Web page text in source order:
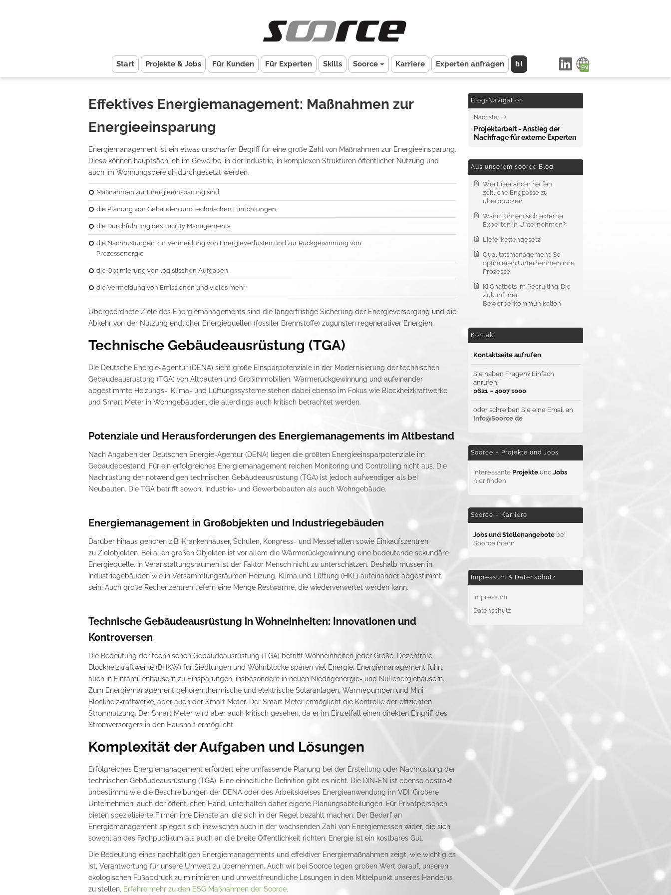
Start Projekte & Jobs Für Kunden Für Experten Skills Soorce Karriere Experten anfragen hI
Effektives Energiemanagement: Maßnahmen zur
Energieeinsparung
Energiemanagement ist ein etwas unscharfer Begriff für eine große Zahl von Maßnahmen zur Energieeinsparung.
Diese können hauptsächlich im Gewerbe, in der Industrie, in komplexen Strukturen öffentlicher Nutzung und
auch im Wohnungsbereich durchgesetzt werden.
Maßnahmen zur Energieeinsparung sind
die Planung von Gebäuden und technischen Einrichtungen,
die Durchführung des Facility Managements,
die Nachrüstungen zur Vermeidung von Energieverlusten und zur Rückgewinnung von
Prozessenergie
die Optimierung von logistischen Aufgaben,
die Vermeidung von Emissionen und vieles mehr.
Übergeordnete Ziele des Energiemanagements sind die längerfristige Sicherung der Energieversorgung und die
Abkehr von der Nutzung endlicher Energiequellen (fossiler Brennstoffe) zugunsten regenerativer Energien.
Technische Gebäudeausrüstung (TGA)
Die Deutsche Energie-Agentur (DENA) sieht große Einsparpotenziale in der Modernisierung der technischen
Gebäudeausrüstung (TGA) von Altbauten und Großimmobilien. Wärmerückgewinnung und aufeinander
abgestimmte Heizungs-, Klima- und Lüftungssysteme stehen dabei ebenso im Fokus wie Blockheizkraftwerke
und Smart Meter in Wohngebäuden, die allerdings auch kritisch betrachtet werden.
Potenziale und Herausforderungen des Energiemanagements im Altbestand
Nach Angaben der Deutschen Energie-Agentur (DENA) liegen die größten Energieeinsparpotenziale im
Gebäudebestand. Für ein erfolgreiches Energiemanagement reichen Monitoring und Controlling nicht aus. Die
Nachrüstung der notwendigen technischen Gebäudeausrüstung (TGA) ist jedoch aufwendiger als bei
Neubauten. Die TGA betrifft sowohl Industrie- und Gewerbebauten als auch Wohngebäude.
Energiemanagement in Großobjekten und Industriegebäuden
Darüber hinaus gehören z.B. Krankenhäuser, Schulen, Kongress- und Messehallen sowie Einkaufszentren
zu Zielobjekten. Bei allen großen Objekten ist vor allem die Wärmerückgewinnung eine bedeutende sekundäre
Energiequelle. In Veranstaltungsräumen ist der Faktor Mensch nicht zu unterschätzen. Deshalb müssen in
Industriegebäuden wie in Versammlungsräumen Heizung, Klima und Lüftung (HKL) aufeinander abgestimmt
sein. Auch große Rechenzentren liefern eine Menge Restwärme, die wiederverwertet werden kann.
Technische Gebäudeausrüstung in Wohneinheiten: Innovationen und
Kontroversen
Die Bedeutung der technischen Gebäudeausrüstung (TGA) betrifft Wohneinheiten jeder Größe. Dezentrale
Blockheizkraftwerke (BHKW) für Siedlungen und Wohnblöcke sparen viel Energie. Energiemanagement führt
auch in Einfamilienhäusern zu Einsparungen, insbesondere in neuen Niedrigenergie- und Nullenergiehäusern.
Zum Energiemanagement gehören thermische und elektrische Solaranlagen, Wärmepumpen und Mini-
Blockheizkraftwerke, aber auch der Smart Meter. Der Smart Meter ermöglicht die Kontrolle der effizienten
Stromnutzung. Der Smart Meter wird aber auch kritisch gesehen, da er im Einzelfall einen direkten Eingriff des
Stromversorgers in den Haushalt ermöglicht.
Komplexität der Aufgaben und Lösungen
Erfolgreiches Energiemanagement erfordert eine umfassende Planung bei der Erstellung oder Nachrüstung der
technischen Gebäudeausrüstung (TGA). Eine einheitliche Definition gibt es nicht. Die DIN-EN ist ebenso abstrakt
unbestimmt wie die Beschreibungen der DENA oder des Arbeitskreises Energieanwendung im VDI. Größere
Unternehmen, auch der öffentlichen Hand, unterhalten daher eigene Planungsabteilungen. Für Privatpersonen
bieten spezialisierte Firmen ihre Dienste an, die sich in der Regel bezahlt machen. Der Bedarf an
Energiemanagement spiegelt sich inzwischen auch in der wachsenden Zahl von Energiemessen wider, die sich
sowohl an das Fachpublikum als auch an die breite Öffentlichkeit richten. Energie ist ein kostbares Gut.
Die Bedeutung eines nachhaltigen Energiemanagements und effektiver Energiemaßnahmen zeigt, wie wichtig es
ist, Verantwortung für unsere Umwelt zu übernehmen. Auch wir bei Soorce legen großen Wert darauf, unseren
ökologischen Fußabdruck zu minimieren und umweltfreundliche Lösungen in den Mittelpunkt unseres Handelns
zu stellen. Erfahre mehr zu den ESG Maßnahmen der Soorce.
Blog-Navigation
Nächster
Projektarbeit - Anstieg der
Nachfrage für externe Experten
Aus unserem soorce Blog
Wie Freelancer helfen,
zeitliche Engpässe zu
überbrücken
Wann lohnen sich externe
Experten in Unternehmen?
Lieferkettengesetz
Qualitätsmanagement: So
optimieren Unternehmen ihre
Prozesse
KI Chatbots im Recruiting: Die
Zukunft der
Bewerberkommunikation
Kontakt
Kontaktseite aufrufen
Sie haben Fragen? Einfach
anrufen:
0621 – 4007 1000
oder schreiben Sie eine Email an
Info@Soorce.de
Soorce – Projekte und Jobs
Interessante Projekteund Jobs
hier finden
Soorce – Karriere
Jobs und Stellenangebote bei
Soorce intern
Impressum & Datenschutz
Impressum
Datenschutz